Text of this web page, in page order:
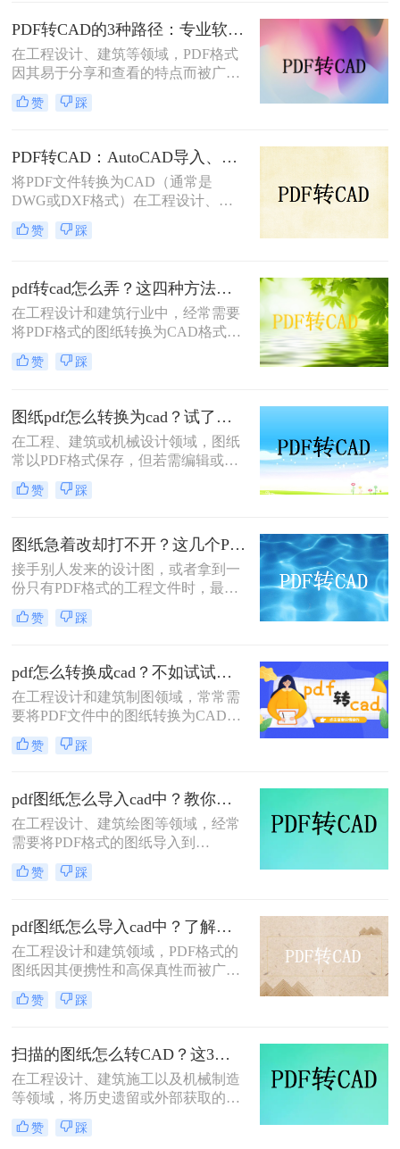
一步的编辑和设计，需要将其转换为
CAD格式。那么电脑上怎么把pdf转
换成cad呢？本文将介绍三种将PDF转
换成CAD的方法。
PDF转CAD的3种路径：专业软件、在线工具和专用转换器各适合谁！
在工程设计、建筑等领域，PDF格式
因其易于分享和查看的特点而被广泛
用于存储图纸和技术文档。然而，为
了对这些图纸进行编辑或修改，通常
或DXF）。那么pdf怎么转换成cad
呢？本文将详细介绍三种将PDF转换
为CAD的方法。
赞 踩
PDF转CAD：AutoCAD导入、在线工具和桌面软件，哪个更适合你！
将PDF文件转换为CAD（通常是
DWG或DXF格式）在工程设计、建
筑规划等领域中是一个常见的需求。
那么pdf如何转cad文件呢？本文将介
赞 踩
pdf转cad怎么弄？这四种方法都特别实用！
在工程设计和建筑行业中，经常需要
将PDF格式的图纸转换为CAD格式，
以便进行进一步的编辑和修改。那么
pdf转cad怎么弄呢？本文将介绍四种
方法，帮助您根据不同的需求选择最
合适的方式。
赞 踩
图纸pdf怎么转换为cad？试了几个办法，确实能用！
在工程、建筑或机械设计领域，图纸
常以PDF格式保存，但若需编辑或修
改，需将其转换为CAD格式（如
DWG或DXF）。那么图纸pdf怎么转
法，帮助您完成转换。
赞 踩
图纸急着改却打不开？这几个PDF转CAD的方法真管用！
接手别人发来的设计图，或者拿到一
份只有PDF格式的工程文件时，最让
人头疼的就是没法直接修改尺寸和线
条。遇到这种情况，大家通常都会四
望能快速把文件变成可编辑的DWG
或DXF格式。
赞 踩
pdf怎么转换成cad？不如试试这四个方法！
在工程设计和建筑制图领域，常常需
要将PDF文件中的图纸转换为CAD格
式以便进行编辑和修改。那么pdf怎么
转换成cad呢？本文将介绍四种常见的
独特的优缺点。
赞 踩
pdf图纸怎么导入cad中？教你二种实用方法！
在工程设计、建筑绘图等领域，经常
需要将PDF格式的图纸导入到
CAD（计算机辅助设计）软件中进行
编辑和修改。PDF作为一种广泛使用
到了广泛认可。然而，当需要在CAD
环境中对图纸进行精确编辑时，就需
要将PDF图纸导入CAD软件中。那么
pdf图纸怎么导入cad中呢？本文将介
绍两种将PDF图纸导入CAD中的方
法。
赞 踩
pdf图纸怎么导入cad中？了解下这4种方法吧！
在工程设计和建筑领域，PDF格式的
图纸因其便携性和高保真性而被广泛
使用。然而，为了进行更深入的编辑
和修改，设计师们往往需要将PDF图
件中。那么pdf图纸怎么导入cad中
呢？本文将详细介绍四种将PDF图纸
导入CAD的方法。
赞 踩
扫描的图纸怎么转CAD？这3个方法了解一下~
在工程设计、建筑施工以及机械制造
等领域，将历史遗留或外部获取的纸
质扫描件转化为数字化的CAD文件是
一项高频且核心的需求。很多工程师
赞 踩